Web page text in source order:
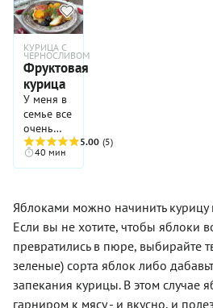
яблоки,
но они
основу
вкуса
этого
супа, не
поленитесь
найти в
магазине
порей и
крепкие
терпкие
яблоки,
чтобы суп
вышел
таким,
каким его
задумал
автор.
Я
КУРИЦА С
ЧЕРНОСЛИВОМ
Фруктовая
курица
У меня в
семье все
очень
любят
сочетания
мяса или
фруктами.
И
выглядят
эти
всегда
ярко и
красочно...
5.00 (5)
40 мин
Яблоками можно начинить
Если вы не хотите, чтобы яблоки
превратились в пюре, выбирайте
зеленые) сорта яблок либо
запекания курицы. В этом случае
гарниром к мясу - и вкусно, и